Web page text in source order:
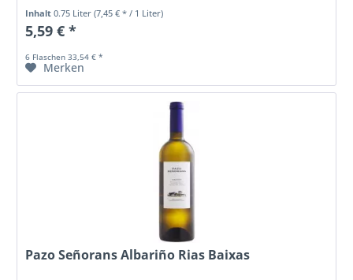
Inhalt0.75 Liter(7,45 € * / 1 Liter)
5,59 € *
6 Flaschen 33,54 € *
Merken
Pazo Señorans Albariño Rias Baixas